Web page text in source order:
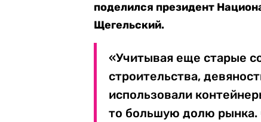
поделился президент
Щегельский.
«Учитывая еще старые
строительства,
использовали
то большую долю рынка.